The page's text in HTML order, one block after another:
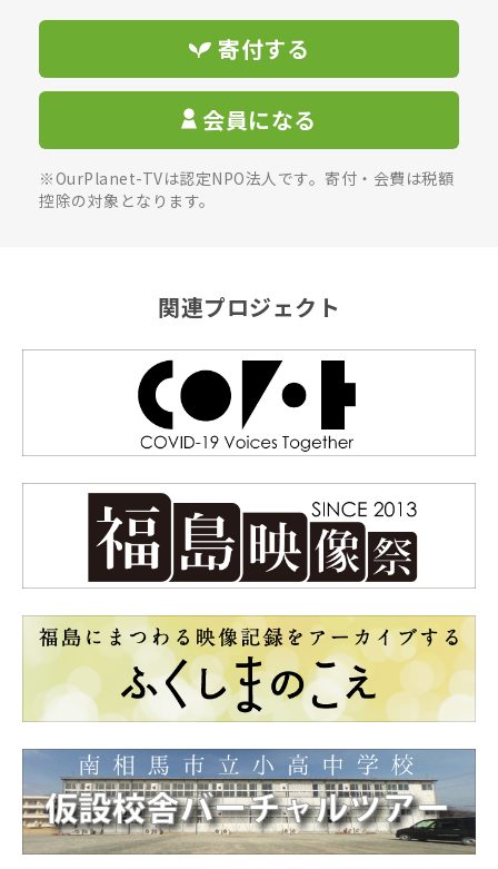
寄付する
会員になる
※OurPlanet-TVは認定NPO法人です。寄付・会費は税額
控除の対象となります。
関連プロジェクト